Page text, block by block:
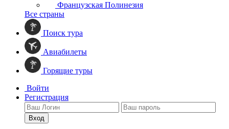
Французская Полинезия
Все страны
Поиск тура
Авиабилеты
Горящие туры
Войти
Регистрация
Вход